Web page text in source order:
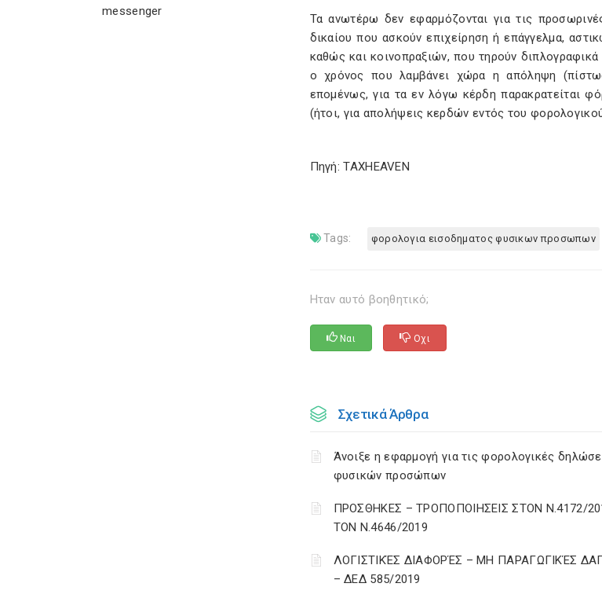
messenger
Τα ανωτέρω δεν εφαρμόζονται για τις
δικαίου που ασκούν επιχείρηση ή επάγγελμα,
καθώς και κοινοπραξιών, που τηρούν
ο χρόνος που λαμβάνει χώρα η απόληψη
επομένως, για τα εν λόγω κέρδη παρακρατείται
(ήτοι, για απολήψεις κερδών εντός του
Πηγή: TAXHEAVEN
Tags: φορολογια εισοδηματος φυσικων προσωπων
Ηταν αυτό βοηθητικό;
Ναι Οχι
Σχετικά Άρθρα
Άνοιξε η εφαρμογή για τις φορολογικές
φυσικών προσώπων
ΠΡΟΣΘΗΚΕΣ – ΤΡΟΠΟΠΟΙΗΣΕΙΣ ΣΤΟΝ Ν.4172/
ΤΟΝ Ν.4646/2019
ΛΟΓΙΣΤΙΚΈΣ ΔΙΑΦΟΡΈΣ – ΜΗ ΠΑΡΑΓΩΓΙΚΈΣ
– ΔΕΔ 585/2019